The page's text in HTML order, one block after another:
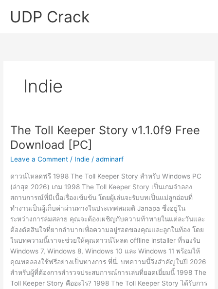
UDP Crack
Indie
The Toll Keeper Story v1.1.0f9 Free
Download [PC]
Leave a Comment / Indie /adminarf
ดาวน์โหลดฟรี 1998 The Toll Keeper Story สำหรับ Windows PC
(ล่าสุด 2026) เกม 1998 The Toll Keeper Story เป็นเกมจำลอง
สถานการณ์ที่มีเนื้อเรื่องเข้มข้น โดยผู้เล่นจะรับบทเป็นแม่ลูกอ่อนที่
ทำงานเป็นผู้เก็บค่าผ่านทางในประเทศสมมติ Janapa ซึ่งอยู่ใน
ระหว่างการล่มสลาย คุณจะต้องเผชิญกับความท้าทายในแต่ละวันและ
ต้องตัดสินใจที่ยากลำบากเพื่อความอยู่รอดของคุณและลูกในท้อง โดย
ในบทความนี้เราจะช่วยให้คุณดาวน์โหลด offline installer ที่รองรับ
Windows 7, Windows 8, Windows 10 และ Windows 11 พร้อมให้
คุณทดลองใช้ฟรีอย่างเป็นทางการ ที่นี่. บทความนี้จึงสำคัญในปี 2026
สำหรับผู้ที่ต้องการสำรวจประสบการณ์การเล่นที่ยอดเยี่ยมนี้ 1998 The
Toll Keeper Story คืออะไร? 1998 The Toll Keeper Story ได้รับการ